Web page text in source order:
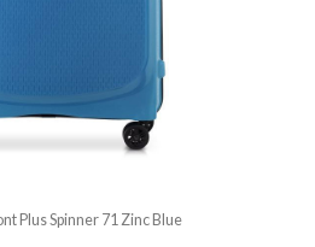
Plus Spinner 71 Zinc Blue